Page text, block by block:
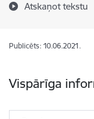
Atskaņot tekstu
Publicēts: 10.06.2021.
Vispārīga